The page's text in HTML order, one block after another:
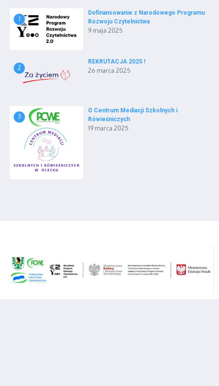
1
Dofinansowanie z Narodowego Programu
Rozwoju Czytelnictwa
9 maja 2025
2
REKRUTACJA 2025 !
26 marca 2025
3
O Centrum Mediacji Szkolnych i
Rówieśniczych
19 marca 2025